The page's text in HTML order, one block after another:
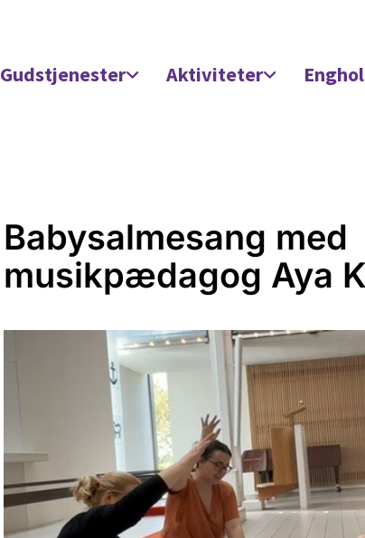
Gudstjenester Aktiviteter
Babysalmesang med
musikpædagog Aya